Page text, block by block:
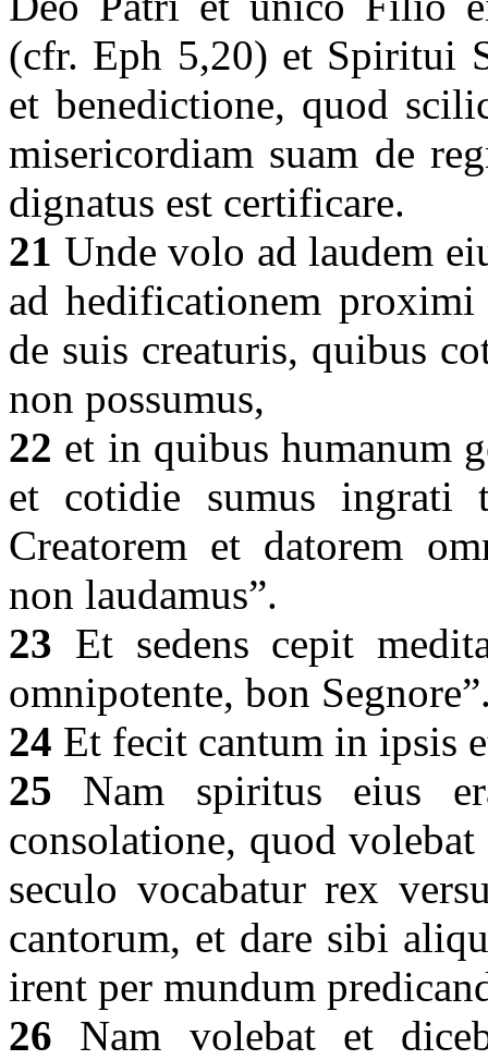
(cfr. Eph 5,20) et Spiritui
et benedictione, quod
misericordiam suam de
dignatus est certificare.
21 Unde volo ad laudem
ad hedificationem
de suis creaturis, quibus
non possumus,
22 et in quibus humanum
et cotidie sumus ingrati
Creatorem et datorem
non laudamus”.
23 Et sedens cepit
omnipotente, bon
24 Et fecit cantum in ipsis
25 Nam spiritus eius
consolatione, quod
seculo vocabatur rex
cantorum, et dare sibi
irent per mundum
26 Nam volebat et